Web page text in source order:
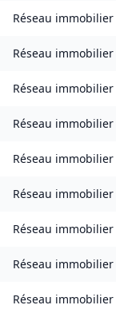
Réseau immobilier
Réseau immobilier
Réseau immobilier
Réseau immobilier
Réseau immobilier
Réseau immobilier
Réseau immobilier
Réseau immobilier
Réseau immobilier